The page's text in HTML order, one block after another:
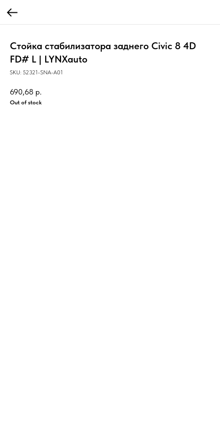
Стойка стабилизатора заднего Civic 8 4D
FD# L | LYNXauto
SKU: 52321-SNA-A01
690,68 р.
Out of stock